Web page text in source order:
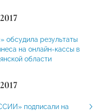
результаты
на онлайн-кассы в
области
подписали на